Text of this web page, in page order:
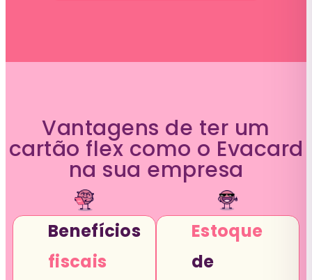
Vantagens de ter um
cartão flex como o Evacard
na sua empresa
Benefícios
fiscais
Estoque
de